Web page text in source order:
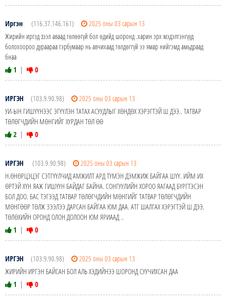
Иргэн (116.37.146.161)
2025 оны 03 сарын 13
Жирийн иргэд зээл аваад төлөөгүй бол өдийд шоронд .харин эрх мэдэлтэнгүүд
болохоороо дураараа тэрбумаар нь авчихаад төлдөггүй ээ ямар нийгэмд амьдраад
бнаа
1 | 0
ИРГЭН (103.9.90.98)
2025 оны 03 сарын 13
УИ-ЫН ГИШҮҮНЭЭС ЭГҮҮЛЭН ТАТАХ АСУУДЛЫГ ХӨНДӨХ ХЭРЭГТЭЙ Ш ДЭЭ.. ТАТВАР
ТӨЛӨГЧДИЙН МӨНГИЙГ ХУРДАН ТӨЛ ӨӨ
2 | 0
ИРГЭН (103.9.90.98)
2025 оны 03 сарын 13
Н.ӨНӨРЦЭЦЭГ СЭТГҮҮЛЧИД АМЖИЛТ АРД ТҮМЭН ДЭМЖИЖ БАЙГАА ШҮҮ. ИЙМ ИХ
ӨРТЭЙ ХҮН ЯАЖ ГИШҮҮН БАЙДАГ БАЙНА. СОНГУУЛИЙН ХОРОО ЯАГААД БҮРГТЭСЭН
БОЛ ДОО. БАС ТЭГЭЭД ТАТВАР ТӨЛӨГЧДИЙН МӨНГИЙГ ТАТВАР ТӨЛӨГЧДИЙН
МӨНГӨӨР ТӨЛЖ ЗЭЭЛЭЭ ДАРСАН БАЙГАА ЮМ ДАА. АТГ ШАЛГАХ ХЭРЭГТЭЙ Ш ДЭЭ.
ТӨЛӨХИЙН ОРОНД ОЛОН ДОЛООН ЮМ ЯРИААД ..
1 | 0
ИРГЭН (103.9.90.98)
2025 оны 03 сарын 13
ЖИРИЙН ИРГЭН БАЙСАН БОЛ АЛЬ ХЭДИЙНЭЭ ШОРОНД СУУЧИХСАН ДАА
1 | 0